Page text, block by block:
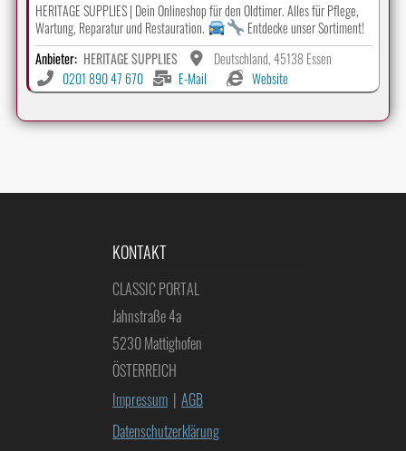
HERITAGE SUPPLIES | Dein Onlineshop für den Oldtimer. Alles für Pflege,
Wartung, Reparatur und Restauration.
Entdecke unser Sortiment!
Anbieter: HERITAGE SUPPLIES
Deutschland, 45138 Essen
0201 890 47 670
E-Mail Website
KONTAKT
CLASSIC PORTAL
Jahnstraße 4a
5230 Mattighofen
ÖSTERREICH
Impressum | AGB
Datenschutzerklärung